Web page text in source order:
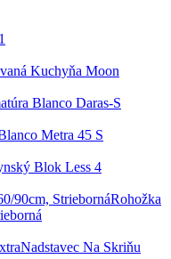
Kuchyňa Moon
Blanco Daras-S
Metra 45 S
Blok Less 4
Rohožka
Nadstavec Na Skriňu